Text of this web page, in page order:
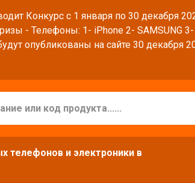
Конкурс с 1 января по 30 декабря
- Телефоны: 1- iPhone 2- SAMSUNG
опубликованы на сайте 30 декабря
телефонов и электроники в